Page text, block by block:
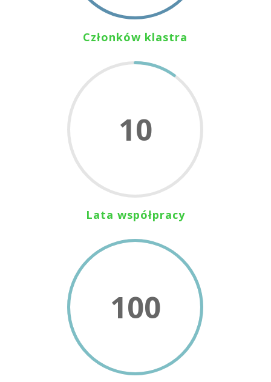
Członków klastra
10
Lata współpracy
100